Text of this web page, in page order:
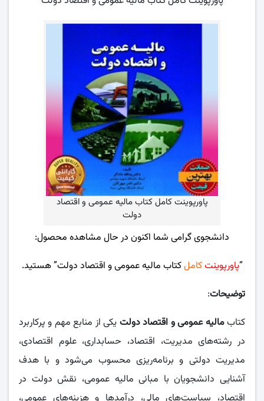
پاورپوینت کامل کتاب مالیه عمومی و اقتصاد
دولت
دانشجوی گرامی شما اکنون در حال مشاهده محصول:
“پاورپوینتکاملکتاب مالیه عمومی و اقتصاد دولت” هستید.
توضیحات:
کتابمالیه عمومی و اقتصاد دولت یکی از منابع مهم و پرکاربرد
در رشته‌های مدیریت، اقتصاد، حسابداری، علوم اقتصادی،
مدیریت دولتی و برنامه‌ریزی محسوب می‌شود و با هدف
آشنایی دانشجویان با مبانی مالیه عمومی، نقش دولت در